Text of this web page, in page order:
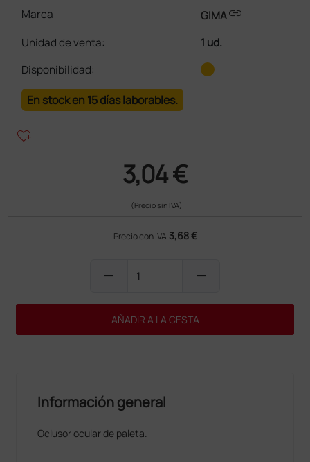
Marca
GIMAlink
Unidad de venta:
1 ud.
Disponibilidad:
En stock en 15 días laborables.
heart_plus
3,04 €
(Precio sin IVA)
Precio con IVA 3,68 €
add remove
AÑADIR A LA CESTA
Información general
Oclusor ocular de paleta.